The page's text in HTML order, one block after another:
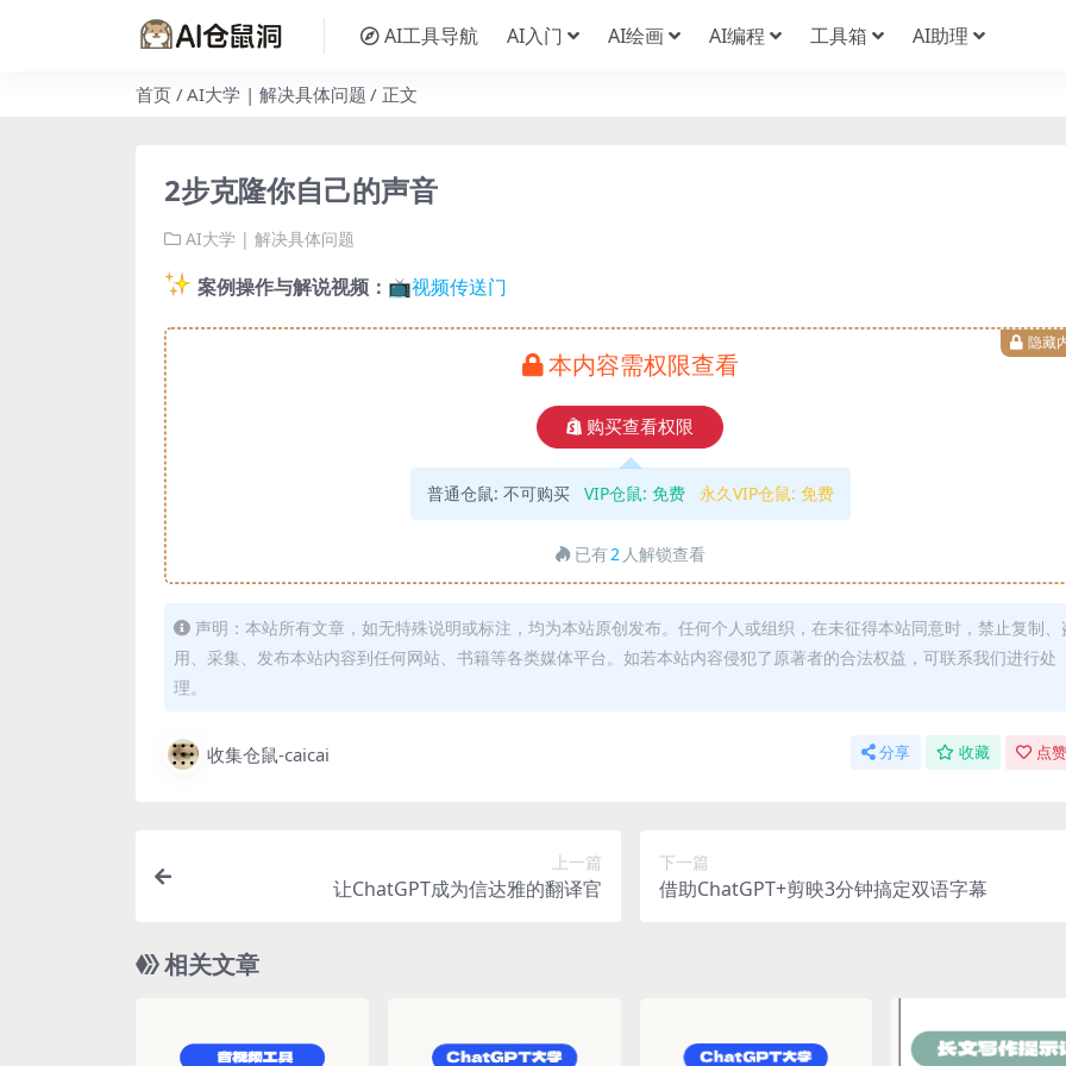
AI工具导航 AI入门 AI绘画 AI编程 工具箱 AI助理
首页 AI大学 | 解决具体问题 正文
2步克隆你自己的声音
AI大学 | 解决具体问题
案例操作与解说视频： 📺视频传送门
隐藏
本内容需权限查看
购买查看权限
普通仓鼠: 不可购买 VIP仓鼠: 免费 永久VIP仓鼠: 免费
已有2 人解锁查看
声明：本站所有文章，如无特殊说明或标注，均为本站原创发布。任何个人或组织，在未征得本站同意时，禁止复制、
用、采集、发布本站内容到任何网站、书籍等各类媒体平台。如若本站内容侵犯了原著者的合法权益，可联系我们进行处
理。
收集仓鼠-caicai 分享 收藏 点
上一篇
让ChatGPT成为信达雅的翻译官
下一篇
借助ChatGPT+剪映3分钟搞定双语字幕
相关文章